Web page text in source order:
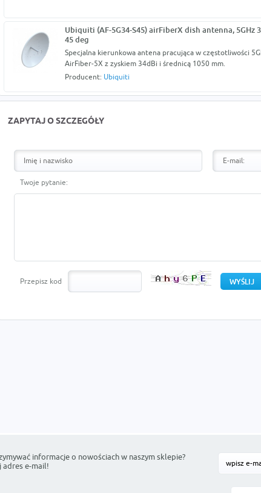
Ubiquiti (AF-5G34-S45) airFiberX dish antenna, 5GHz
45 deg
Specjalna kierunkowa antena pracująca w częstotliwości
AirFiber-5X z zyskiem 34dBi i średnicą 1050 mm.
Producent: Ubiquiti
ZAPYTAJ O SZCZEGÓŁY
Twoje pytanie:
Przepisz kod
informacje o nowościach w naszym sklepie?
adres e-mail!